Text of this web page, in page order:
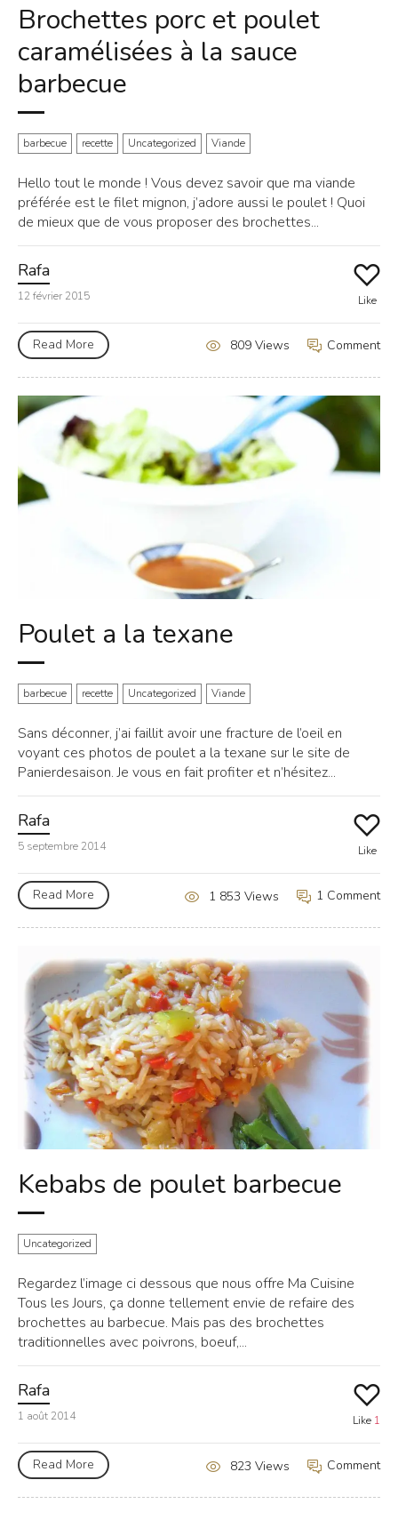
Brochettes porc et poulet
caramélisées à la sauce
barbecue
barbecue recette Uncategorized Viande
Hello tout le monde ! Vous devez savoir que ma viande
préférée est le filet mignon, j’adore aussi le poulet ! Quoi
de mieux que de vous proposer des brochettes...
Rafa
12 février 2015 Like
Read More Comment
809 Views
Poulet a la texane
barbecue recette Uncategorized Viande
Sans déconner, j’ai faillit avoir une fracture de l’oeil en
voyant ces photos de poulet a la texane sur le site de
Panierdesaison. Je vous en fait profiter et n’hésitez...
Rafa
5 septembre 2014 Like
Read More 1 Comment
1 853 Views
Kebabs de poulet barbecue
Uncategorized
Regardez l’image ci dessous que nous offre Ma Cuisine
Tous les Jours, ça donne tellement envie de refaire des
brochettes au barbecue. Mais pas des brochettes
traditionnelles avec poivrons, boeuf,...
Rafa
1 août 2014 Like 1
Read More Comment
823 Views